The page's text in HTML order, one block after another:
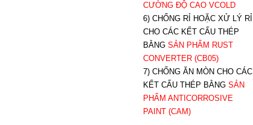
CƯỜNG ĐỘ CAO VCOLD
6) CHỐNG RỈ HOẶC XỬ LÝ RỈ
CHO CÁC KẾT CẤU THÉP
BẰNG SẢN PHẨM RUST
CONVERTER (CB05)
7) CHỐNG ĂN MÒN CHO CÁC
KẾT CẤU THÉP BẰNG SẢN
PHẨM ANTICORROSIVE
PAINT (CAM)